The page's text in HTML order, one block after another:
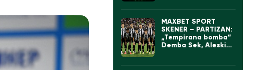
MAXBET SPORT
SKENER – PARTIZAN:
„Tempirana bomba“
Demba Sek, Aleskić